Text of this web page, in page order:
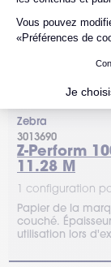
Zebra
3013690
Z-Perform
11.28 M
1 configuration
Papier de la
couché.
utilisation lors